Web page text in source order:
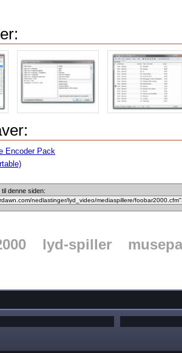
Encoder Pack
denne siden:
lyd-spiller